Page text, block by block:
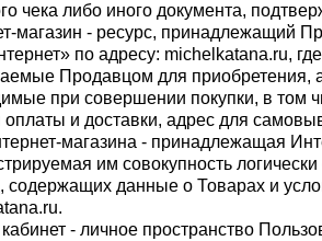
чека либо иного документа,
магазин - ресурс, принадлежащий
по адресу: michelkatana.ru,
Продавцом для приобретения,
при совершении покупки, в том
оплаты и доставки, адрес для
магазина - принадлежащая
им совокупность
содержащих данные о Товарах и
.
- личное пространство